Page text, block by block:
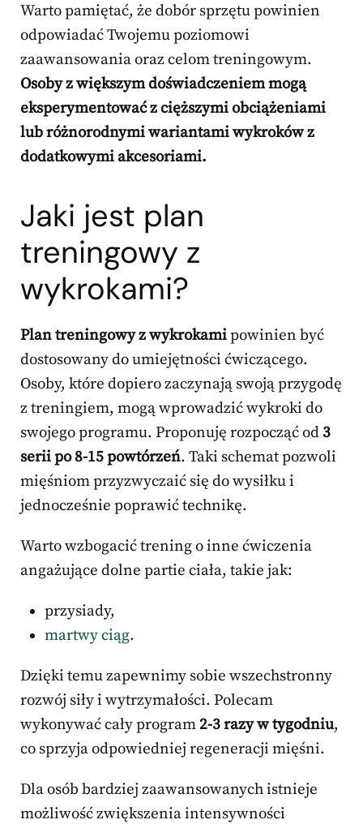
Warto pamiętać, że dobór sprzętu powinien
odpowiadać Twojemu poziomowi
zaawansowania oraz celom treningowym.
Osoby z większym doświadczeniem mogą
eksperymentować z cięższymi obciążeniami
lub różnorodnymi wariantami wykroków z
dodatkowymi akcesoriami.
Jaki jest plan
treningowy z
wykrokami?
Plan treningowy z wykrokamipowinien być
dostosowany do umiejętności ćwiczącego.
Osoby, które dopiero zaczynają swoją przygodę
z treningiem, mogą wprowadzić wykroki do
swojego programu. Proponuję rozpocząć od 3
serii po 8-15 powtórzeń. Taki schemat pozwoli
mięśniom przyzwyczaić się do wysiłku i
jednocześnie poprawić technikę.
Warto wzbogacić trening o inne ćwiczenia
angażujące dolne partie ciała, takie jak:
przysiady,
martwy ciąg.
Dzięki temu zapewnimy sobie wszechstronny
rozwój siły i wytrzymałości. Polecam
wykonywać cały program 2-3 razy w tygodniu,
co sprzyja odpowiedniej regeneracji mięśni.
Dla osób bardziej zaawansowanych istnieje
możliwość zwiększenia intensywności